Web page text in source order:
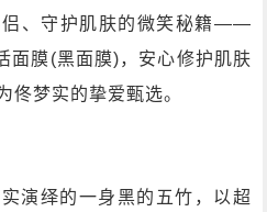
侣、守护肌肤的微笑秘籍——
面膜(黑面膜)，安心修护肌肤
佟梦实的挚爱甄选。
绎的一身黑的五竹，以超